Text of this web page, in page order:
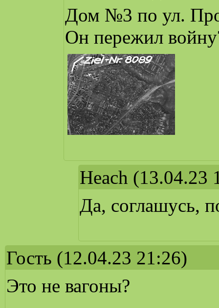
Дом №3 по ул.
Он пережил
Heach (13.04.23
Да, соглашусь,
Гость (12.04.23 21:26)
Это не вагоны?